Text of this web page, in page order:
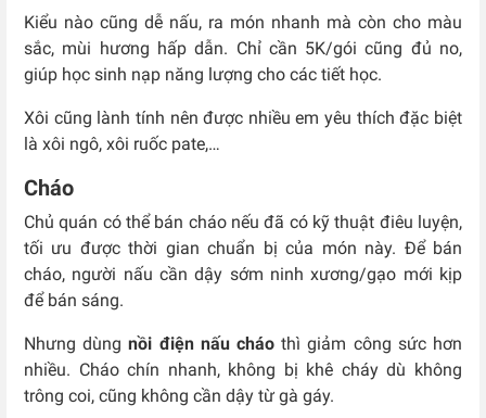
Kiểu nào cũng dễ nấu, ra món nhanh mà còn cho màu
sắc, mùi hương hấp dẫn. Chỉ cần 5K/gói cũng đủ no,
giúp học sinh nạp năng lượng cho các tiết học.
Xôi cũng lành tính nên được nhiều em yêu thích đặc biệt
là xôi ngô, xôi ruốc pate,…
Cháo
Chủ quán có thể bán cháo nếu đã có kỹ thuật điêu luyện,
tối ưu được thời gian chuẩn bị của món này. Để bán
cháo, người nấu cần dậy sớm ninh xương/gạo mới kịp
để bán sáng.
Nhưng dùngnồi điện nấu cháo thì giảm công sức hơn
nhiều. Cháo chín nhanh, không bị khê cháy dù không
trông coi, cũng không cần dậy từ gà gáy.